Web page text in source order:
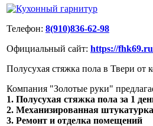
Телефон: 8(910)836-62-98
Официальный сайт: https://
Полусухая стяжка пола в Твери от
Компания "Золотые руки"
1. Полусухая стяжка пола за 1
2. Механизированная
3. Ремонт и отделка помещений